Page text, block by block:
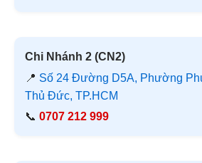
Chi Nhánh 2 (CN2)
📍 Số 24 Đường D5A, Phường
Thủ Đức, TP.HCM
📞 0707 212 999